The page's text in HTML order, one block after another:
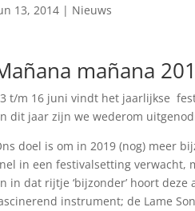
13, 2014 | Nieuws
mañana
t/m 16 juni vindt het jaarlijkse
dit jaar zijn we wederom
doel is om in 2019 (nog) meer
in een festivalsetting verwacht,
in dat rijtje ‘bijzonder’ hoort
instrument; de Lame